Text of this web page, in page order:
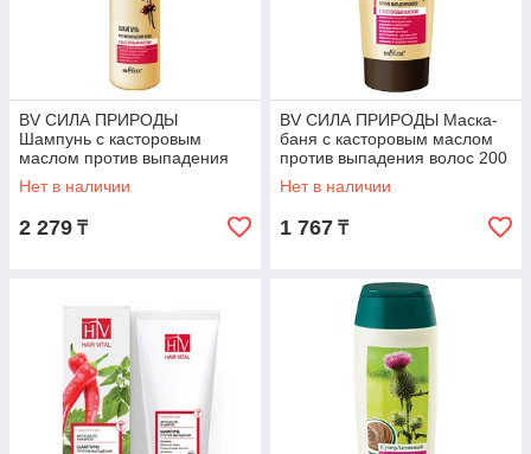
BV СИЛА ПРИРОДЫ
Шампунь с касторовым
маслом против выпадения
волос 400 мл
Нет в наличии
2 279 ₸
BV СИЛА ПРИРОДЫ Маска-
баня с касторовым маслом
против выпадения волос 200
мл
Нет в наличии
1 767 ₸